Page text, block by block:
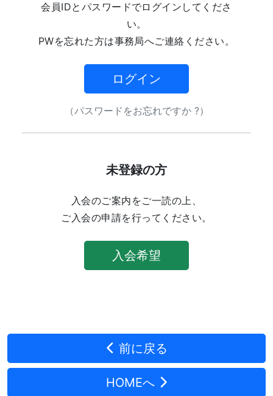
会員IDとパスワードでログインしてくださ
い。
PWを忘れた方は事務局へご連絡ください。
ログイン
（パスワードをお忘れですか ?）
未登録の方
入会のご案内をご一読の上、
ご入会の申請を行ってください。
入会希望
前に戻る
HOMEへ